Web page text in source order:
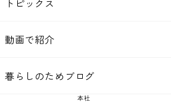
トピックス
動画で紹介
暮らしのためブログ
本社